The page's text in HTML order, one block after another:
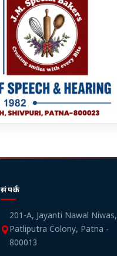
संपर्क
201-A, Jayanti Nawal Niwas,
Patliputra Colony, Patna -
800013